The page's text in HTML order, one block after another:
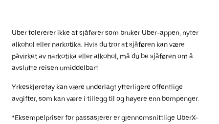
Uber tolererer ikke at sjåfører som bruker Uber-appen, nyter
alkohol eller narkotika. Hvis du tror at sjåføren kan være
påvirket av narkotika eller alkohol, må du be sjåføren om å
avslutte reisen umiddelbart.
Yrkeskjøretøy kan være underlagt ytterligere offentlige
avgifter, som kan være i tillegg til og høyere enn bompenger.
*Eksempelpriser for passasjerer er gjennomsnittlige UberX-